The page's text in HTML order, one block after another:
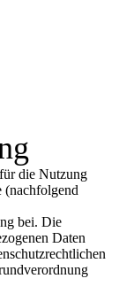
die Nutzung
(nachfolgend
bei. Die
Daten